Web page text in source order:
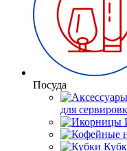
Посуда
для